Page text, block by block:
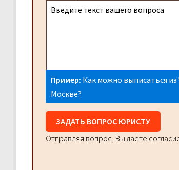
Пример: Как можно выписаться
Москве?
ЗАДАТЬ ВОПРОС ЮРИСТУ
Отправляя вопрос, Вы даёте